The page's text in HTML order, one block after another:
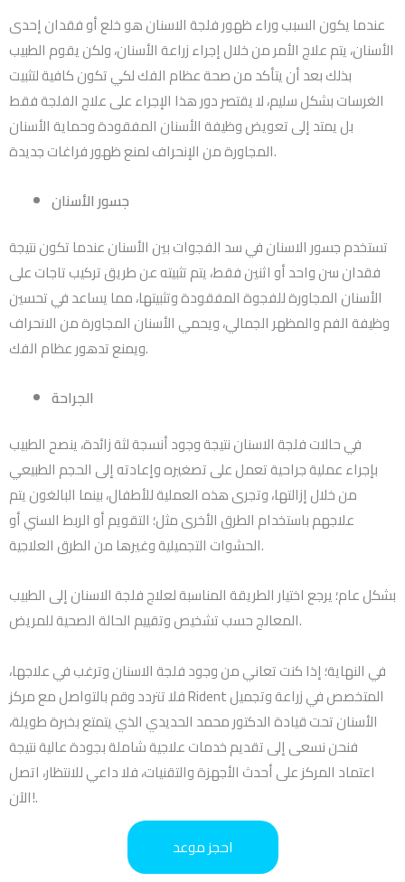
عندما يكون السبب وراء ظهور فلجة الاسنان هو خلع أو فقدان إحدى
الأسنان، يتم علاج الأمر من خلال إجراء زراعة الأسنان، ولكن يقوم الطبيب
بذلك بعد أن يتأكد من صحة عظام الفك لكي تكون كافية لتثبيت
الغرسات بشكل سليم، لا يقتصر دور هذا الإجراء على علاج الفلجة فقط
بل يمتد إلى تعويض وظيفة الأسنان المفقودة وحماية الأسنان
المجاورة من الإنحراف لمنع ظهور فراغات جديدة.
جسور الأسنان
تستخدم جسور الاسنان في سد الفجوات بين الأسنان عندما تكون نتيجة
فقدان سن واحد أو اثنين فقط، يتم تثبيته عن طريق تركيب تاجات على
الأسنان المجاورة للفجوة المفقودة وتثبيتها، مما يساعد في تحسين
وظيفة الفم والمظهر الجمالي، ويحمي الأسنان المجاورة من الانحراف
ويمنع تدهور عظام الفك.
الجراحة
في حالات فلجة الاسنان نتيجة وجود أنسجة لثة زائدة، ينصح الطبيب
بإجراء عملية جراحية تعمل على تصغيره وإعادته إلى الحجم الطبيعي
من خلال إزالتها، وتجرى هذه العملية للأطفال، بينما البالغون يتم
علاجهم باستخدام الطرق الأخرى مثل؛ التقويم أو الربط السني أو
الحشوات التجميلية وغيرها من الطرق العلاجية.
بشكل عام؛ يرجع اختيار الطريقة المناسبة لعلاج فلجة الاسنان إلى الطبيب
المعالج حسب تشخيص وتقييم الحالة الصحية للمريض.
في النهاية؛ إذا كنت تعاني من وجود فلجة الاسنان وترغب في علاجها،
فلا تتردد وقم بالتواصل مع مركز Rident المتخصص في زراعة وتجميل
الأسنان تحت قيادة الدكتور محمد الحديدي الذي يتمتع بخبرة طويلة،
فنحن نسعى إلى تقديم خدمات علاجية شاملة بجودة عالية نتيجة
اعتماد المركز على أحدث الأجهزة والتقنيات، فلا داعي للانتظار، اتصل
الآن!.
احجز موعد